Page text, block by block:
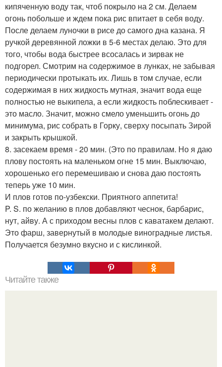
кипяченную воду так, чтоб покрыло на 2 см. Делаем
огонь побольше и ждем пока рис впитает в себя воду.
После делаем луночки в рисе до самого дна казана. Я
ручкой деревянной ложки в 5-6 местах делаю. Это для
того, чтобы вода быстрее всосалась и зирвак не
подгорел. Смотрим на содержимое в лунках, не забывая
периодически протыкать их. Лишь в том случае, если
содержимая в них жидкость мутная, значит вода еще
полностью не выкипела, а если жидкость поблескивает -
это масло. Значит, можно смело уменьшить огонь до
минимума, рис собрать в Горку, сверху посыпать Зирой
и закрыть крышкой.
8. засекаем время - 20 мин. (Это по правилам. Но я даю
плову постоять на маленьком огне 15 мин. Выключаю,
хорошенько его перемешиваю и снова даю постоять
теперь уже 10 мин.
И плов готов по-узбекски. Приятного аппетита!
P. S. по желанию в плов добавляют чеснок, барбарис,
нут, айву. А с приходом весны плов с каватакем делают.
Это фарш, завернутый в молодые виноградные листья.
Получается безумно вкусно и с кислинкой.
Читайте также